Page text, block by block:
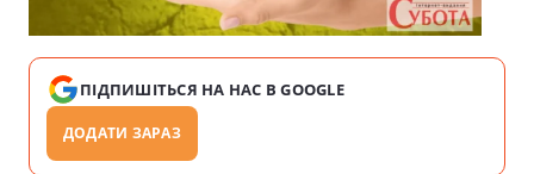
ПІДПИШІТЬСЯ НА НАС В GOOGLE
ДОДАТИ ЗАРАЗ